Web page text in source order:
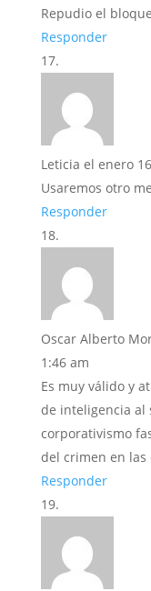
Repudio el
Responder
Leticia el enero
Usaremos otro
Responder
Oscar Alberto
1:46 am
Es muy válido y
de inteligencia al
corporativismo
del crimen en las
Responder